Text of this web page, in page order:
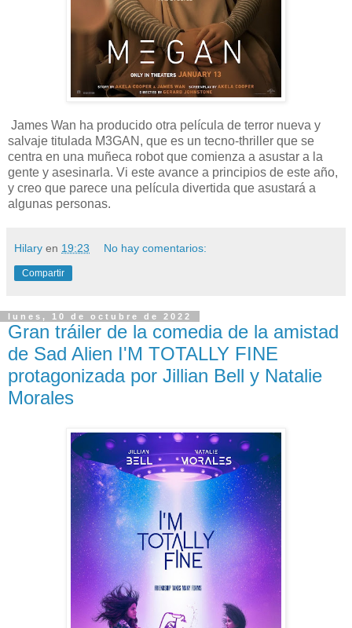
James Wan ha producido otra película de terror nueva y
salvaje titulada M3GAN, que es un tecno-thriller que se
centra en una muñeca robot que comienza a asustar a la
gente y asesinarla. Vi este avance a principios de este año,
y creo que parece una película divertida que asustará a
algunas personas.
Hilary en 19:23 No hay comentarios:
Compartir
lunes, 10 de octubre de 2022
Gran tráiler de la comedia de la amistad
de Sad Alien I'M TOTALLY FINE
protagonizada por Jillian Bell y Natalie
Morales